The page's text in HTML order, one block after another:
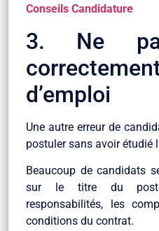
Conseils Candidature
3. Ne
d’emploi
Une autre erreur de
postuler sans avoir étudié
Beaucoup de candidats
sur le titre du
responsabilités, les
conditions du contrat.